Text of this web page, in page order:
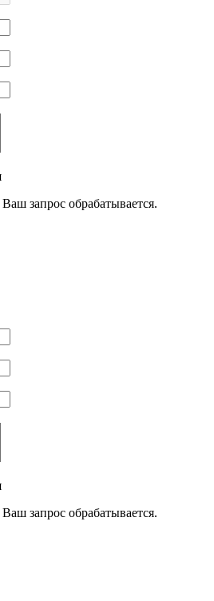
запрос обрабатывается.
запрос обрабатывается.